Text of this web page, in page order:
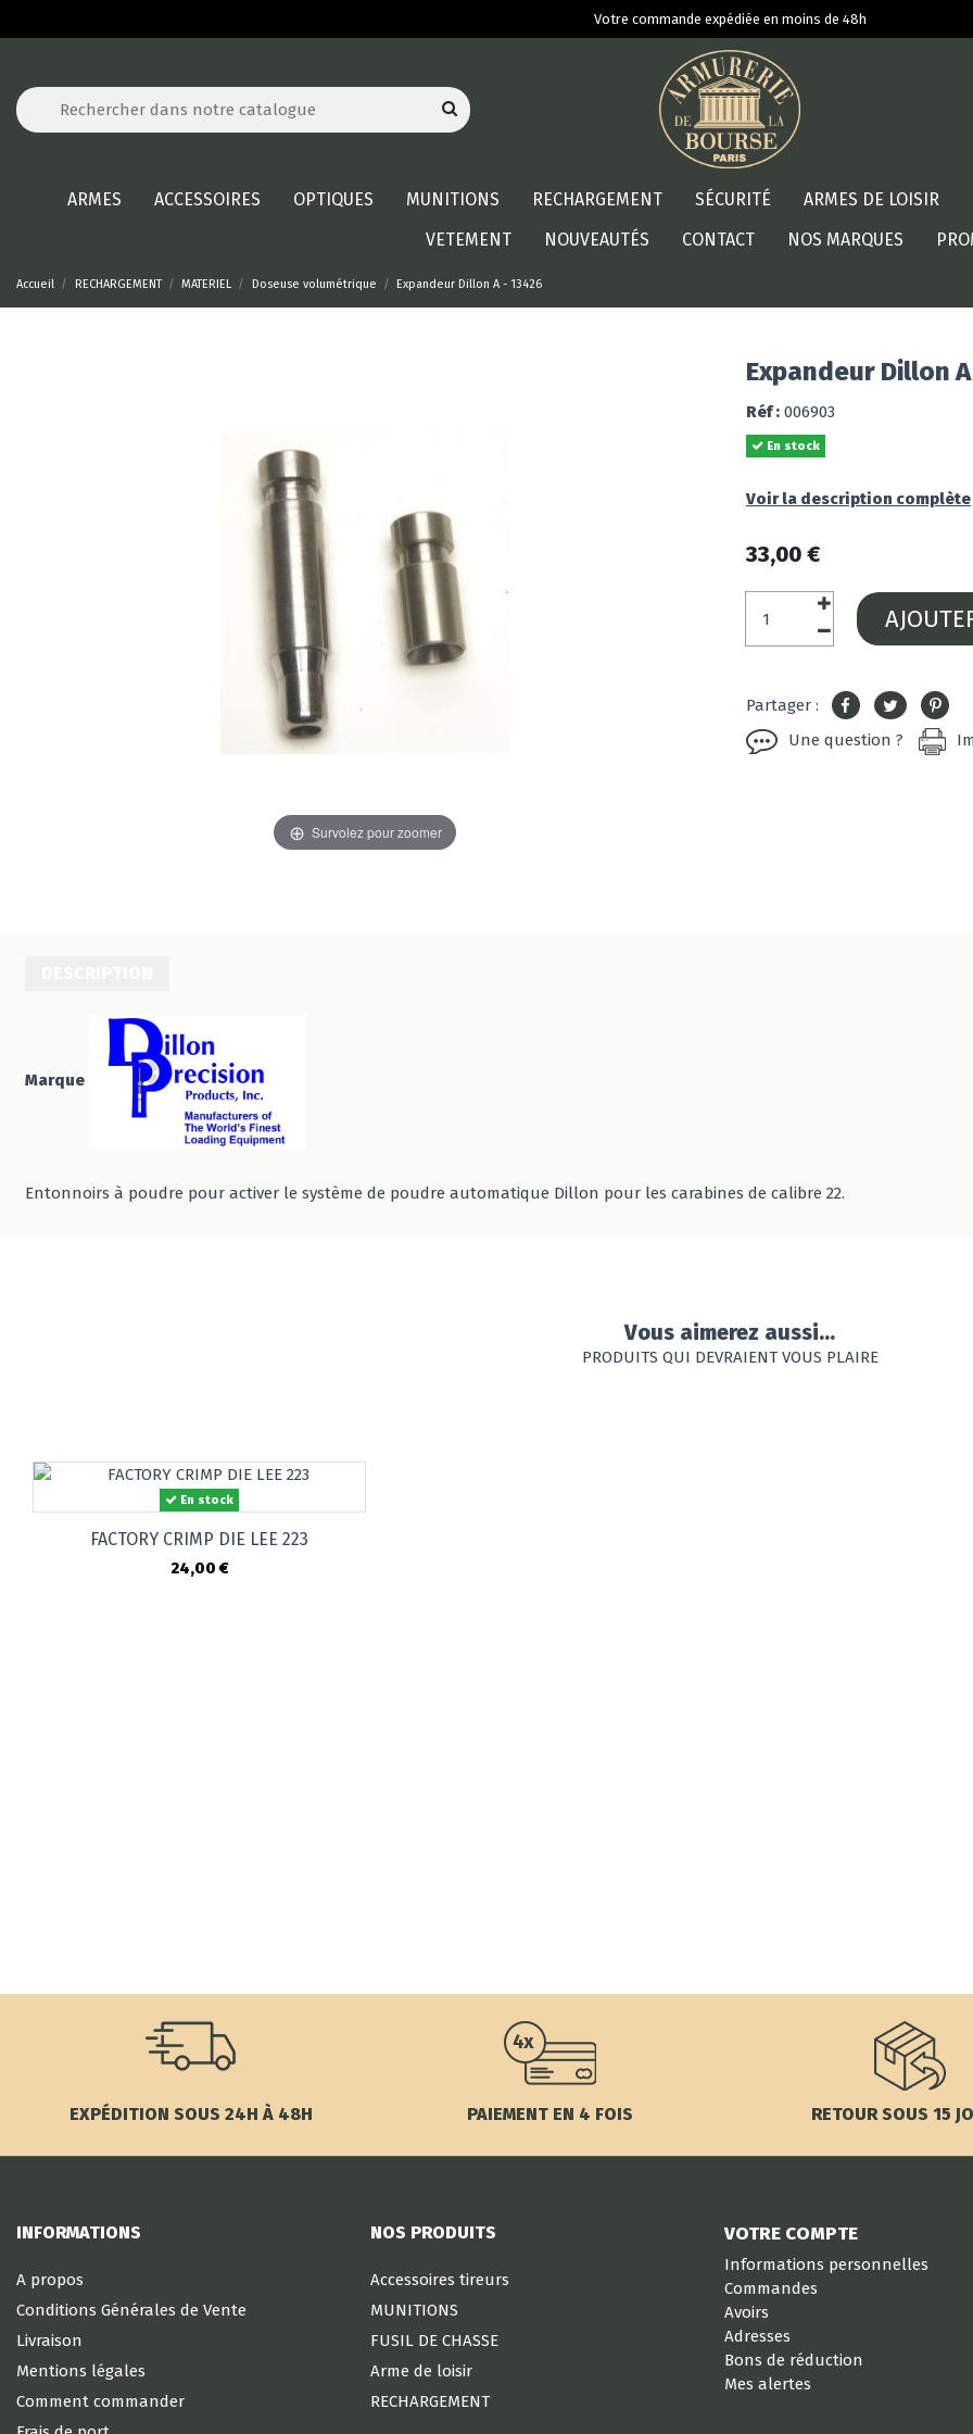
Votre commande expédiée en moins de 48h
ARMES ACCESSOIRES OPTIQUES MUNITIONS RECHARGEMENT SÉCURITÉ ARMES DE LOISIR
VETEMENT
NOUVEAUTÉS CONTACT NOS MARQUES
Accueil RECHARGEMENT MATERIEL Doseuse volumétrique Expandeur Dillon A - 13426
Survolez pour zoomer
Expandeur Dillon
Réf : 006903
En stock
Voir la description complète
33,00 €
Partager :
Une question ?
Marque
Entonnoirs à poudre pour activer le système de poudre automatique Dillon pour les carabines de calibre 22.
Vous aimerez aussi...
PRODUITS QUI DEVRAIENT VOUS PLAIRE
En stock
FACTORY CRIMP DIE LEE 223
24,00 €
EXPÉDITION SOUS 24H À 48H PAIEMENT EN 4 FOIS RETOUR SOUS 15
INFORMATIONS
A propos
Conditions Générales de Vente
Livraison
Mentions légales
Comment commander
NOS PRODUITS
Accessoires tireurs
MUNITIONS
FUSIL DE CHASSE
Arme de loisir
RECHARGEMENT
VOTRE COMPTE
Informations personnelles
Commandes
Avoirs
Adresses
Bons de réduction
Mes alertes